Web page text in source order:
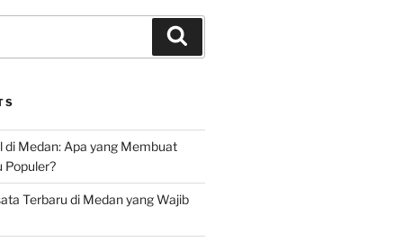
di Medan: Apa yang Membuat
Populer?
Terbaru di Medan yang Wajib